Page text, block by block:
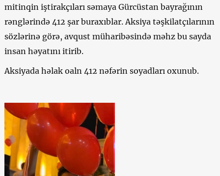
mitinqin iştirakçıları səmaya Gürcüstan bayrağının
rənglərində 412 şar buraxıblar. Aksiya təşkilatçılarının
sözlərinə görə, avqust müharibəsində məhz bu sayda
insan həyatını itirib.
Aksiyada həlak oaln 412 nəfərin soyadları oxunub.